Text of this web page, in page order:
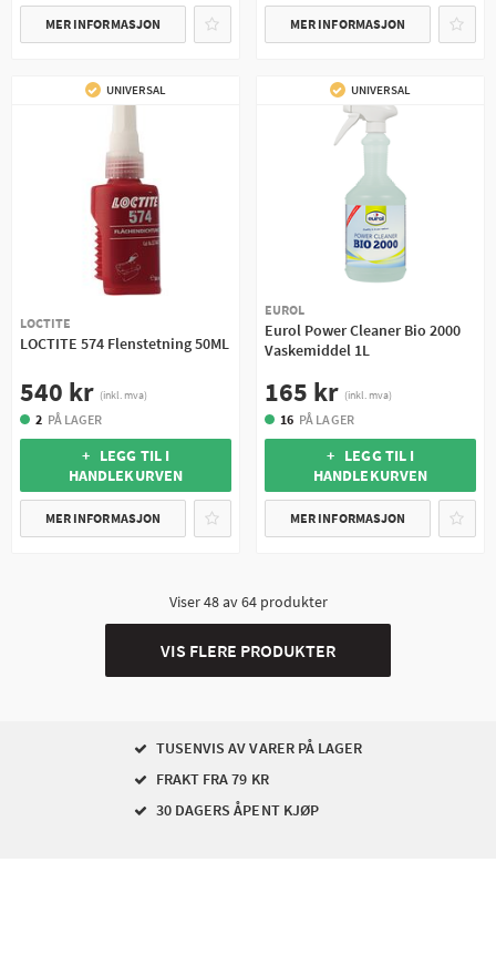
MER INFORMASJON MER INFORMASJON
UNIVERSAL
LOCTITE
LOCTITE 574 Flenstetning 50ML
540 kr (inkl. mva)
2 PÅ LAGER
+ LEGG TIL I
HANDLEKURVEN
MER INFORMASJON
UNIVERSAL
EUROL
Eurol Power Cleaner Bio 2000
Vaskemiddel 1L
165 kr (inkl. mva)
16 PÅ LAGER
+ LEGG TIL I
HANDLEKURVEN
MER INFORMASJON
Viser48av64produkter
VIS FLERE PRODUKTER
TUSENVIS AV VARER PÅ LAGER
FRAKT FRA 79 KR
30 DAGERS ÅPENT KJØP